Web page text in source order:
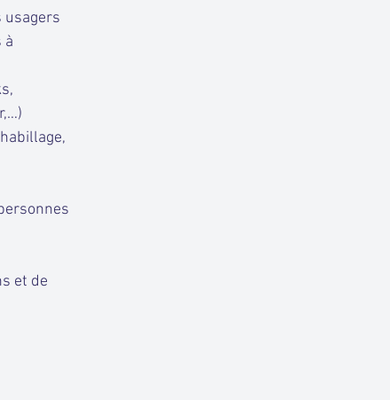
usagers
à
et de